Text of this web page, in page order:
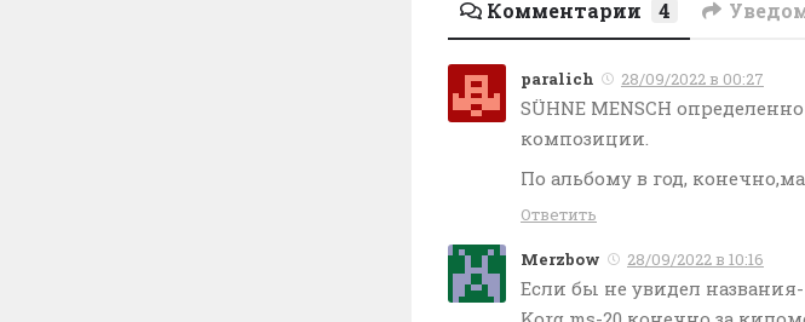
Комментарии 4
paralich 28/09/2022 в 00:27
SÜHNE MENSCH
композиции.
По альбому в год,
Ответить
Merzbow 28/09/2022 в 10:16
Если бы не увидел